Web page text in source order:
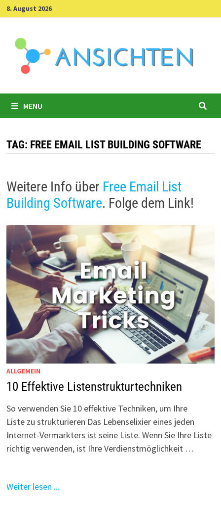
Skip
to
8. August 2026
MENU
TAG: FREE EMAIL LIST BUILDING SOFTWARE
Weitere Info über Free Email List
Building Software. Folge dem Link!
ALLGEMEIN
10 Effektive Listenstrukturtechniken
So verwenden Sie 10 effektive Techniken, um Ihre
Liste zu strukturieren Das Lebenselixier eines jeden
Internet-Vermarkters ist seine Liste. Wenn Sie Ihre Liste
richtig verwenden, ist Ihre Verdienstmöglichkeit …
Weiter lesen ...